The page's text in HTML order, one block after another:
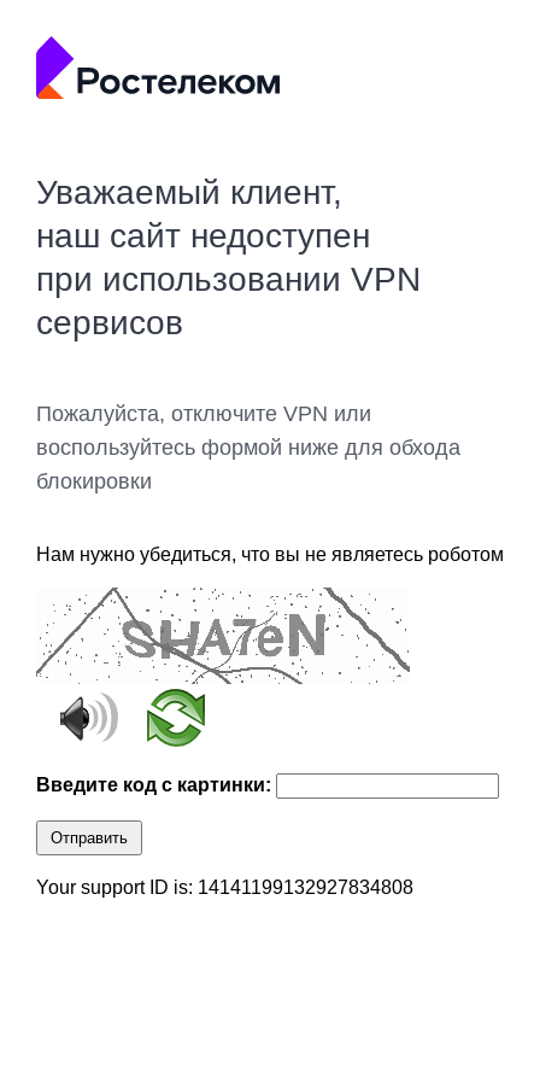
Уважаемый клиент,
наш сайт недоступен
при использовании VPN
сервисов
Пожалуйста, отключите VPN или
воспользуйтесь формой ниже для обхода
блокировки
Нам нужно убедиться, что вы не являетесь роботом
Введите код с картинки:
Отправить
Your support ID is: 14141199132927834808